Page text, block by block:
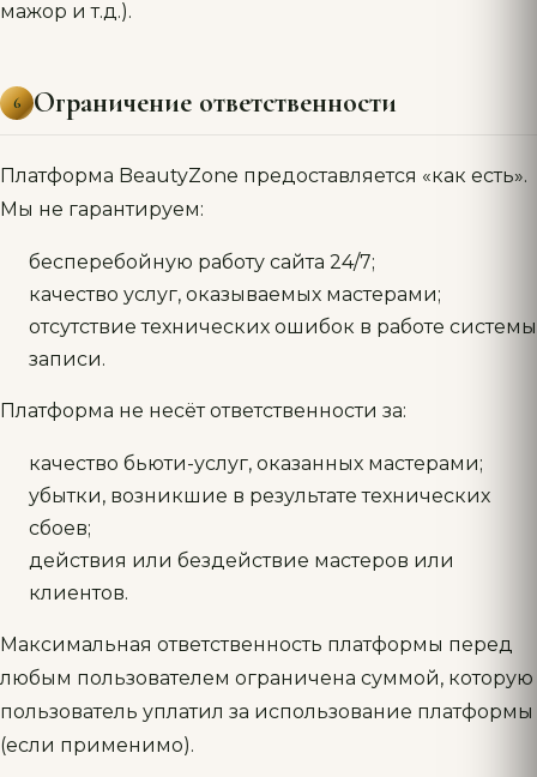
мажор и т.д.).
6 Ограничение ответственности
Платформа BeautyZone предоставляется «как есть».
Мы не гарантируем:
бесперебойную работу сайта 24/7;
качество услуг, оказываемых мастерами;
отсутствие технических ошибок в работе системы
записи.
Платформа не несёт ответственности за:
качество бьюти-услуг, оказанных мастерами;
убытки, возникшие в результате технических
сбоев;
действия или бездействие мастеров или
клиентов.
Максимальная ответственность платформы перед
любым пользователем ограничена суммой, которую
пользователь уплатил за использование платформы
(если применимо).